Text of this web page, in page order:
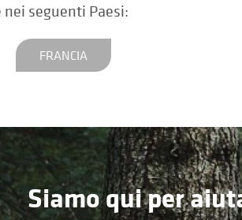
nei seguenti Paesi:
FRANCIA
Siamo qui per